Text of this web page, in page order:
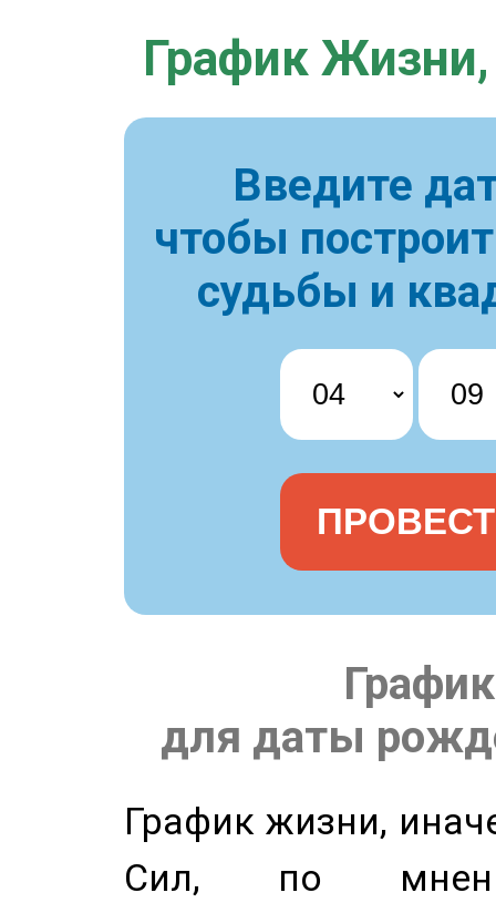
График Жизни,
Введите
чтобы
судьбы и
для даты
График жизни,
Сил, по